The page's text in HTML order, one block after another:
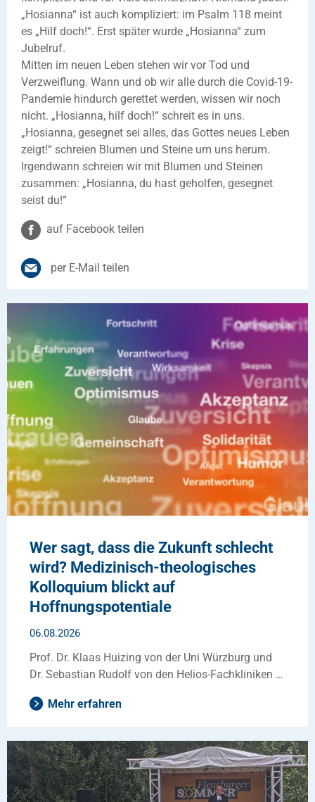
„Hosianna“ ist auch kompliziert: im Psalm 118 meint
es „Hilf doch!“. Erst später wurde „Hosianna“ zum
Jubelruf.
Mitten im neuen Leben stehen wir vor Tod und
Verzweiflung. Wann und ob wir alle durch die Covid-19-
Pandemie hindurch gerettet werden, wissen wir noch
nicht. „Hosianna, hilf doch!“ schreit es in uns.
„Hosianna, gesegnet sei alles, das Gottes neues Leben
zeigt!“ schreien Blumen und Steine um uns herum.
Irgendwann schreien wir mit Blumen und Steinen
zusammen: „Hosianna, du hast geholfen, gesegnet
seist du!“
auf Facebook teilen
per E-Mail teilen
Wer sagt, dass die Zukunft schlecht
wird? Medizinisch-theologisches
Kolloquium blickt auf
Hoffnungspotentiale
06.08.2026
Prof. Dr. Klaas Huizing von der Uni Würzburg und
Dr. Sebastian Rudolf von den Helios-Fachkliniken …
Mehr erfahren